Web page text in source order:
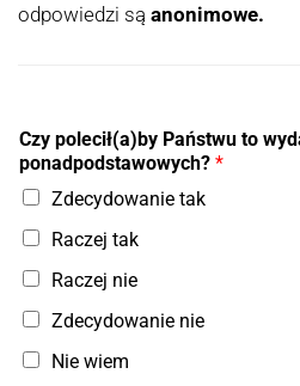
odpowiedzi są anonimowe.
Czy polecił(a)by Państwu to
ponadpodstawowych? *
Zdecydowanie tak
Raczej tak
Raczej nie
Zdecydowanie nie
Nie wiem